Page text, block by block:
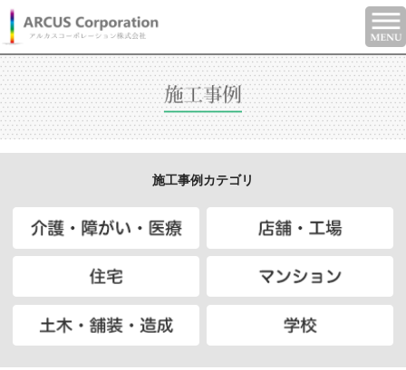
施工事例カテゴリ